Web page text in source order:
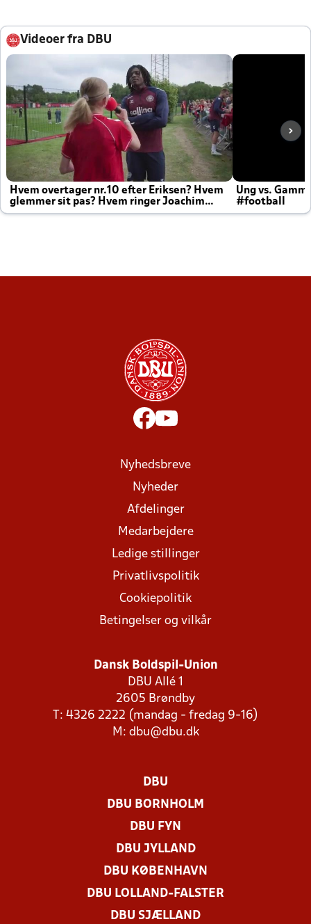
Videoer fra DBU
Hvem overtager nr.10 efter Eriksen? Hvem
glemmer sit pas? Hvem ringer Joachim
altid til efter kampe?
Ung vs.
#football
Nyhedsbreve
Nyheder
Afdelinger
Medarbejdere
Ledige stillinger
Privatlivspolitik
Cookiepolitik
Betingelser og vilkår
Dansk Boldspil-Union
DBU Allé 1
2605 Brøndby
T: 4326 2222 (mandag - fredag 9-16)
M: dbu@dbu.dk
DBU
DBU BORNHOLM
DBU FYN
DBU JYLLAND
DBU KØBENHAVN
DBU LOLLAND-FALSTER
DBU SJÆLLAND